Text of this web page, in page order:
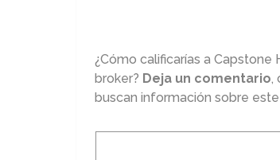
¿Cómo calificarías a
broker? Deja un comentario,
buscan información sobre este